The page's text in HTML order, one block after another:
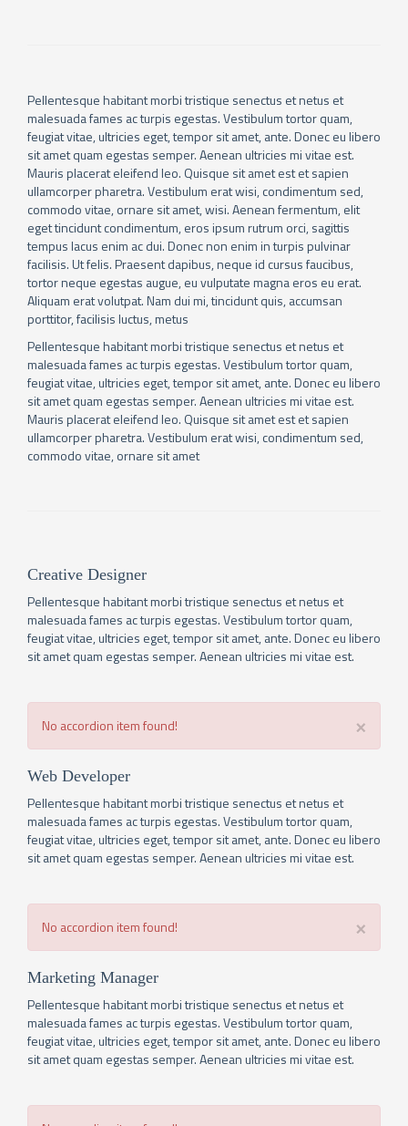
Pellentesque habitant morbi tristique senectus et netus et
malesuada fames ac turpis egestas. Vestibulum tortor quam,
feugiat vitae, ultricies eget, tempor sit amet, ante. Donec eu libero
sit amet quam egestas semper. Aenean ultricies mi vitae est.
Mauris placerat eleifend leo. Quisque sit amet est et sapien
ullamcorper pharetra. Vestibulum erat wisi, condimentum sed,
commodo vitae, ornare sit amet, wisi. Aenean fermentum, elit
eget tincidunt condimentum, eros ipsum rutrum orci, sagittis
tempus lacus enim ac dui. Donec non enim in turpis pulvinar
facilisis. Ut felis. Praesent dapibus, neque id cursus faucibus,
tortor neque egestas augue, eu vulputate magna eros eu erat.
Aliquam erat volutpat. Nam dui mi, tincidunt quis, accumsan
porttitor, facilisis luctus, metus
Pellentesque habitant morbi tristique senectus et netus et
malesuada fames ac turpis egestas. Vestibulum tortor quam,
feugiat vitae, ultricies eget, tempor sit amet, ante. Donec eu libero
sit amet quam egestas semper. Aenean ultricies mi vitae est.
Mauris placerat eleifend leo. Quisque sit amet est et sapien
ullamcorper pharetra. Vestibulum erat wisi, condimentum sed,
commodo vitae, ornare sit amet
Creative Designer
Pellentesque habitant morbi tristique senectus et netus et
malesuada fames ac turpis egestas. Vestibulum tortor quam,
feugiat vitae, ultricies eget, tempor sit amet, ante. Donec eu libero
sit amet quam egestas semper. Aenean ultricies mi vitae est.
×
No accordion item found!
Web Developer
Pellentesque habitant morbi tristique senectus et netus et
malesuada fames ac turpis egestas. Vestibulum tortor quam,
feugiat vitae, ultricies eget, tempor sit amet, ante. Donec eu libero
sit amet quam egestas semper. Aenean ultricies mi vitae est.
×
No accordion item found!
Marketing Manager
Pellentesque habitant morbi tristique senectus et netus et
malesuada fames ac turpis egestas. Vestibulum tortor quam,
feugiat vitae, ultricies eget, tempor sit amet, ante. Donec eu libero
sit amet quam egestas semper. Aenean ultricies mi vitae est.